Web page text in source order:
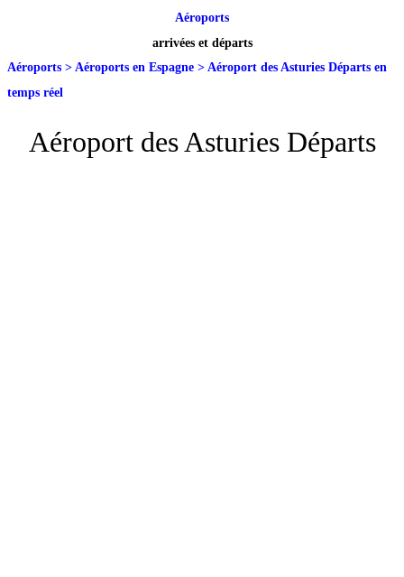
Aéroports
arrivées et départs
Aéroports > Aéroports en Espagne > Aéroport des Asturies Départs en
temps réel
Aéroport des Asturies Départs